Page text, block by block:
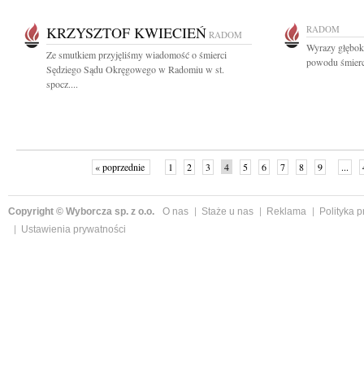
KRZYSZTOF KWIECIEŃ RADOM
Ze smutkiem przyjęliśmy wiadomość o śmierci
Sędziego Sądu Okręgowego w Radomiu w st.
spocz....
RADOM
Wyrazy
powodu
« poprzednie 1 2 3 4 5 6 7 8 9 ...
Copyright © Wyborcza sp. z o.o. O nas Staże u nas Reklama
Polityka
Ustawienia prywatności